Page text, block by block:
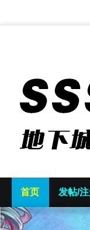
首页 发帖/